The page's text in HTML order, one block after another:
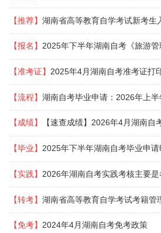
【推荐】湖南省高等教育自学考试新考生
【报名】2025年下半年湖南自考《旅游
【准考证】 2025年4月湖南自考准考证打
【流程】湖南自考毕业申请：2026年上半
【成绩】 【速查成绩】2026年4月湖南自
【毕业】2025年下半年湖南自考毕业申请
【实践】 2026年湖南自考实践考核主要是
【转考】湖南省高等教育自学考试考籍管
【免考】2024年4月湖南自考免考政策